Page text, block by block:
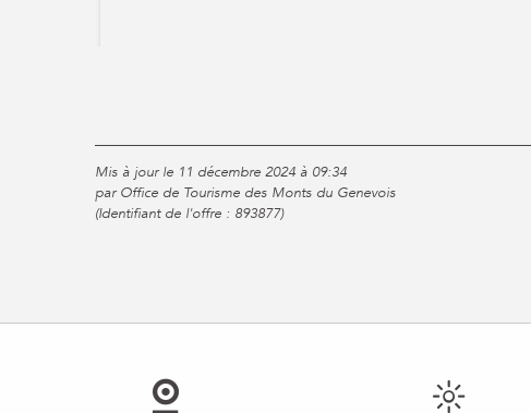
Mis à jour le 11 décembre 2024 à 09:34
par Office de Tourisme des Monts du Genevois
(Identifiant de l'offre : 893877)